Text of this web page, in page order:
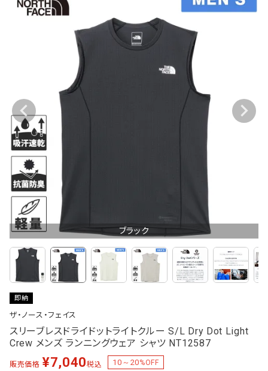
ブラック
即納
ザ・ノース・フェイス
スリーブレスドライドットライトクルー S/L Dry Dot Light
Crew メンズ ランニングウェア シャツ NT12587
販売価格 ¥7,040税込 10～20%OFF